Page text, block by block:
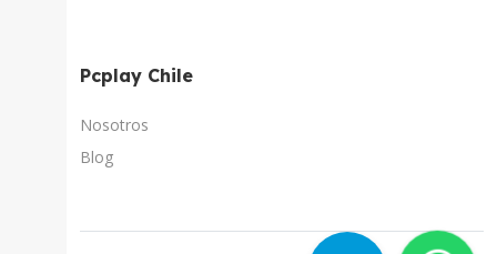
Pcplay Chile
Nosotros
Blog
PCPlay Osorno